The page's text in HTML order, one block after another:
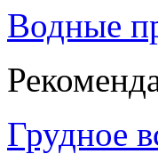
Водные
Грудное